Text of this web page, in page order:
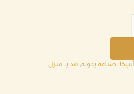
أنتيكا, صناعة يدوية, هدايا منزل